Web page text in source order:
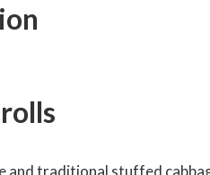
and traditional stuffed